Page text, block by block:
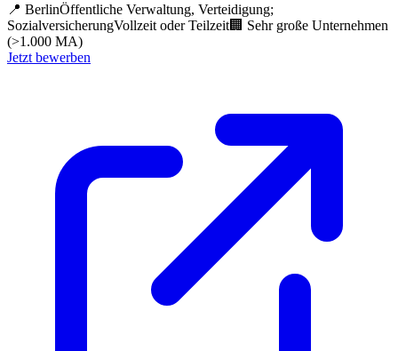
📍 BerlinÖffentliche Verwaltung, Verteidigung;
SozialversicherungVollzeit oder Teilzeit🏢 Sehr große Unternehmen
(>1.000 MA)
Jetzt bewerben